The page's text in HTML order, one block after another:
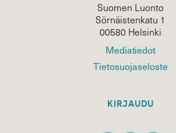
Suomen Luonto
Sörnäistenkatu 1
00580 Helsinki
Mediatiedot
Tietosuojaseloste
KIRJAUDU